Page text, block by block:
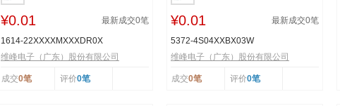
¥0.01 最新成交0笔
1614-22XXXXMXXXDR0X
维峰电子（广东）股份有限公司
成交0笔 评价0笔
¥0.01 最新成交0笔
5372-4S04XXBX03W
维峰电子（广东）股份有限公司
成交0笔 评价0笔